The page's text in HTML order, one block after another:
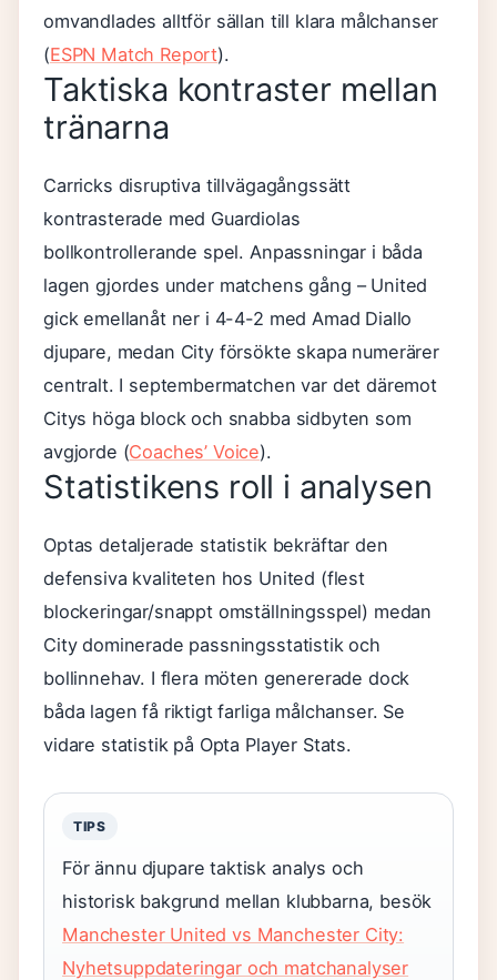
omvandlades alltför sällan till klara målchanser
(ESPN Match Report).
Taktiska kontraster mellan
tränarna
Carricks disruptiva tillvägagångssätt
kontrasterade med Guardiolas
bollkontrollerande spel. Anpassningar i båda
lagen gjordes under matchens gång – United
gick emellanåt ner i 4-4-2 med Amad Diallo
djupare, medan City försökte skapa numerärer
centralt. I septembermatchen var det däremot
Citys höga block och snabba sidbyten som
avgjorde (Coaches’ Voice).
Statistikens roll i analysen
Optas detaljerade statistik bekräftar den
defensiva kvaliteten hos United (flest
blockeringar/snappt omställningsspel) medan
City dominerade passningsstatistik och
bollinnehav. I flera möten genererade dock
båda lagen få riktigt farliga målchanser. Se
vidare statistik på Opta Player Stats.
TIPS
För ännu djupare taktisk analys och
historisk bakgrund mellan klubbarna, besök
Manchester United vs Manchester City:
Nyhetsuppdateringar och matchanalyser